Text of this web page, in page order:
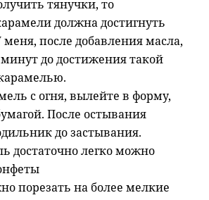
тянучки, то
должна достигнуть
меня, после добавления масла,
до достижения такой
с огня, вылейте в форму,
После остывания
до застывания.
достаточно легко можно
порезать на более мелкие